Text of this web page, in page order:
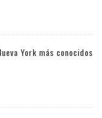
York más conocidos